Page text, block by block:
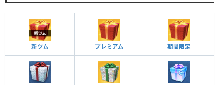
新ツム プレミアム 期間限定